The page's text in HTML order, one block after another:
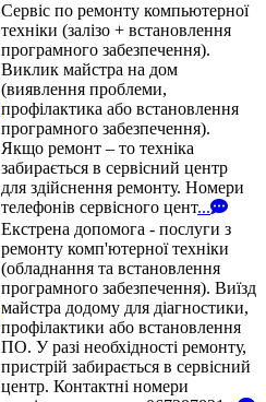
Сервіс по ремонту компьютерної
техніки (залізо + встановлення
програмного забезпечення).
Виклик майстра на дом
(виявлення проблеми,
профілактика або встановлення
програмного забезпечення).
Якщо ремонт – то техніка
забирається в сервісний центр
для здійснення ремонту. Номери
телефонів сервісного цент...
Екстрена допомога - послуги з
ремонту комп'ютерної техніки
(обладнання та встановлення
програмного забезпечення). Виїзд
майстра додому для діагностики,
профілактики або встановлення
ПО. У разі необхідності ремонту,
пристрій забирається в сервісний
центр. Контактні номери